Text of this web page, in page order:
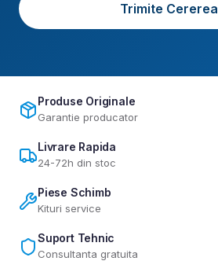
Trimite Cererea
Produse Originale
Garantie producator
Livrare Rapida
24-72h din stoc
Piese Schimb
Kituri service
Suport Tehnic
Consultanta gratuita